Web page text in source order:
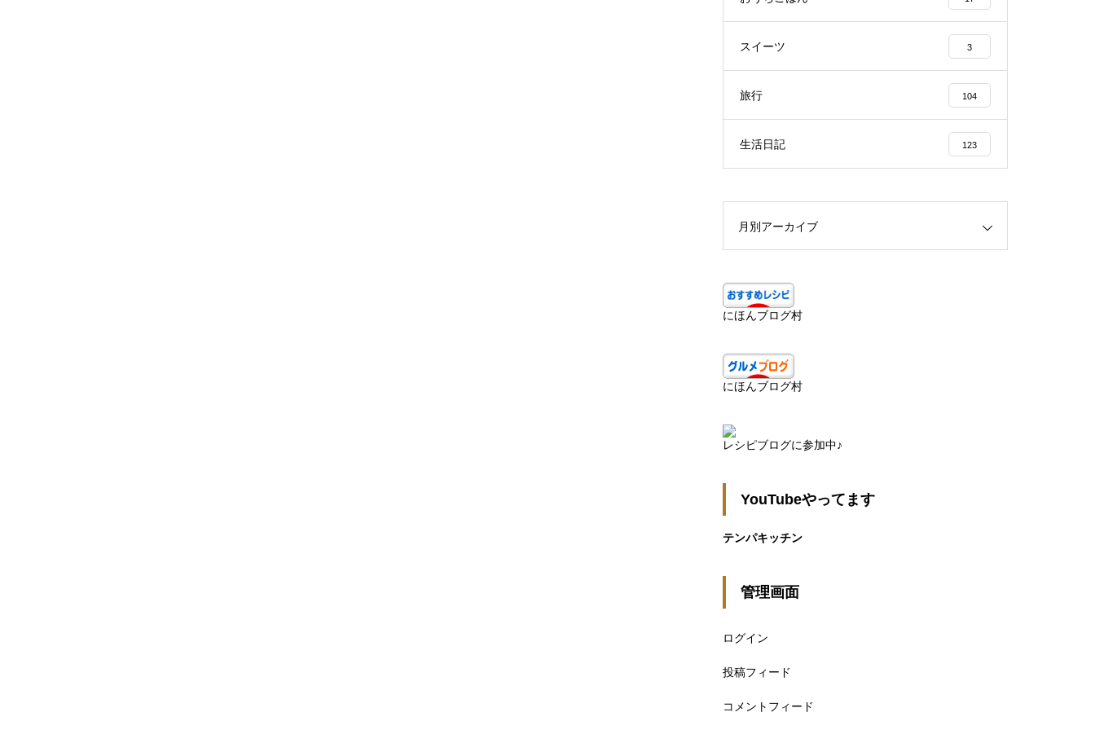
スイーツ 3
旅行 104
生活日記 123
月別アーカイブ
にほんブログ村
にほんブログ村
レシピブログに参加中♪
YouTubeやってます
テンパキッチン
管理画面
ログイン
投稿フィード
コメントフィード